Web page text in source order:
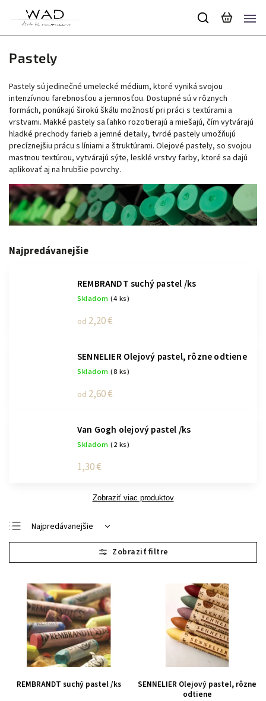
Pastely
Pastely sú jedinečné umelecké médium, ktoré vyniká svojou
intenzívnou farebnosťou a jemnosťou. Dostupné sú v rôznych
formách, ponúkajú širokú škálu možností pri práci s textúrami a
vrstvami. Mäkké pastely sa ľahko rozotierajú a miešajú, čím vytvárajú
hladké prechody farieb a jemné detaily, tvrdé pastely umožňujú
precíznejšiu prácu s líniami a štruktúrami. Olejové pastely, so svojou
mastnou textúrou, vytvárajú sýte, lesklé vrstvy farby, ktoré sa dajú
aplikovať aj na hrubšie povrchy.
Najpredávanejšie
REMBRANDT suchý pastel /ks
Skladom (4 ks)
od 2,20 €
SENNELIER Olejový pastel, rôzne odtiene
Skladom (8 ks)
od 2,60 €
Van Gogh olejový pastel /ks
Skladom (2 ks)
1,30 €
Zobraziť viac produktov
Najpredávanejšie
Najlacnejšie
Najdrahšie
Abecedne
REMBRANDT suchý pastel /ks
SENNELIER Olejový pastel, rôzne
odtiene